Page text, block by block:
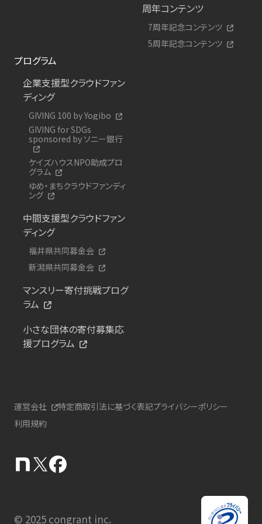
周年コンテンツ
7周年記念コンテンツ
5周年記念コンテンツ
プログラム
企業支援型クラウドファン
ディング
GIVING 100 by Yogibo
GIVING for SDGs
sponsored by ソニー銀行
ケイズハウスNPO助成プロ
グラム
ゆめ・まちクラウドファンディ
ング
中間支援型クラウドファン
ディング
福井県共同募金会
新潟県共同募金会
マンスリー寄付挑戦プログ
ラム
小さな団体の寄付募集応
援プログラム
運営会社 特定商取引法に基づく表記プライバシーポリシー
利用規約
© 2025 congrant inc.